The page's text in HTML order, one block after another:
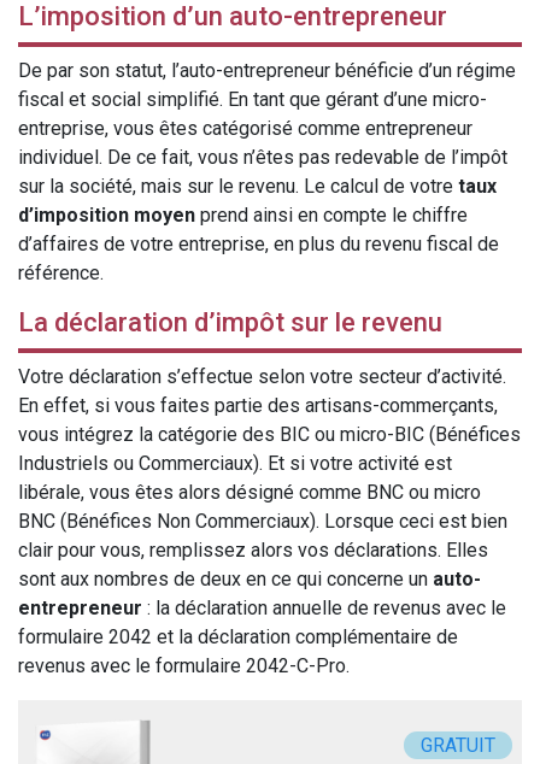
L’imposition d’un auto-entrepreneur
De par son statut, l’auto-entrepreneur bénéficie d’un régime
fiscal et social simplifié. En tant que gérant d’une micro-
entreprise, vous êtes catégorisé comme entrepreneur
individuel. De ce fait, vous n’êtes pas redevable de l’impôt
sur la société, mais sur le revenu. Le calcul de votre taux
d’imposition moyen prend ainsi en compte le chiffre
d’affaires de votre entreprise, en plus du revenu fiscal de
référence.
La déclaration d’impôt sur le revenu
Votre déclaration s’effectue selon votre secteur d’activité.
En effet, si vous faites partie des artisans-commerçants,
vous intégrez la catégorie des BIC ou micro-BIC (Bénéfices
Industriels ou Commerciaux). Et si votre activité est
libérale, vous êtes alors désigné comme BNC ou micro
BNC (Bénéfices Non Commerciaux). Lorsque ceci est bien
clair pour vous, remplissez alors vos déclarations. Elles
sont aux nombres de deux en ce qui concerne un auto-
entrepreneur : la déclaration annuelle de revenus avec le
formulaire 2042 et la déclaration complémentaire de
revenus avec le formulaire 2042-C-Pro.
GRATUIT